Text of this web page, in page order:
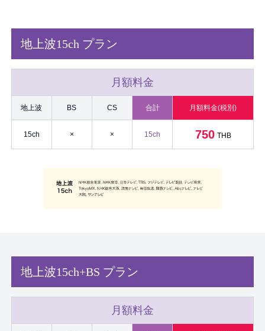
地上波15ch プラン
月額料金
地上波 BS CS 合計 月額料金(税別)
15ch × × 15ch 750 THB
地上波15ch+BS プラン
月額料金